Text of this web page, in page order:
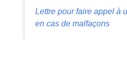
Lettre pour faire appel à
en cas de malfaçons